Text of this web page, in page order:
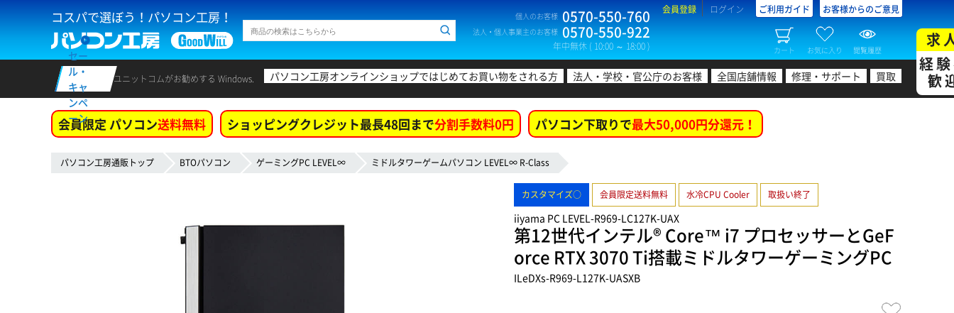
コスパで選ぼう！パソコン工房！ 個人のお客様 0570-550-760
法人・個人事業主のお客様 0570-550-922
年中無休 ( 10:00 ～ 18:00 )
会員登録 ログイン ご利用ガイド お客様からのご意見
カート お気に入り 閲覧履歴
セー
ル・
キャ
ンペ
ーン
ユニットコムがお勧めする Windows. パソコン工房オンラインショップではじめてお買い物をされる方 法人・学校・官公庁のお客様 全国店舗情報 修理・サポート 買取
求
経
歓
会員限定 パソコン送料無料 ショッピングクレジット最長48回まで分割手数料0円 パソコン下取りで最大50,000円分還元！
パソコン工房通販トップ BTOパソコン ゲーミングPC LEVEL∞ ミドルタワーゲームパソコン LEVEL∞ R-Class
カスタマイズ○ 会員限定送料無料 水冷CPU Cooler 取扱い終了
iiyama PC LEVEL-R969-LC127K-UAX
第12世代インテル® Core™ i7 プロセッサーとGeF
orce RTX 3070 Ti搭載ミドルタワーゲーミングPC
ILeDXs-R969-L127K-UASXB